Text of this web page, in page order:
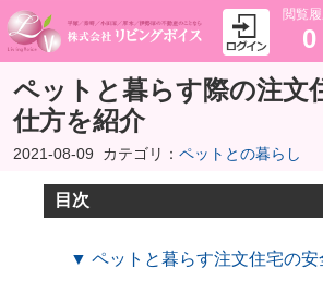
閲覧
0
ペットと暮らす際の注文
仕方を紹介
2021-08-09 カテゴリ： ペットとの暮らし
目次
▼ ペットと暮らす注文住宅の安